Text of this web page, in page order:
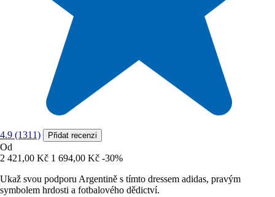
4.9 (1311) Přidat recenzi
Od
2 421,00 Kč 1 694,00 Kč -30%
Ukaž svou podporu Argentině s tímto dressem adidas, pravým
symbolem hrdosti a fotbalového dědictví.